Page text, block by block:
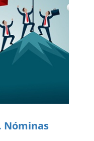
Nóminas